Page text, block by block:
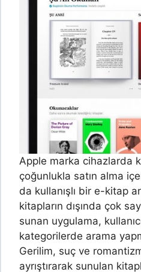
Apple marka cihazlarda
çoğunlukla satın alma
da kullanışlı bir e-kitap
kitapların dışında çok
sunan uygulama,
kategorilerde arama
Gerilim, suç ve
ayrıştırarak sunulan